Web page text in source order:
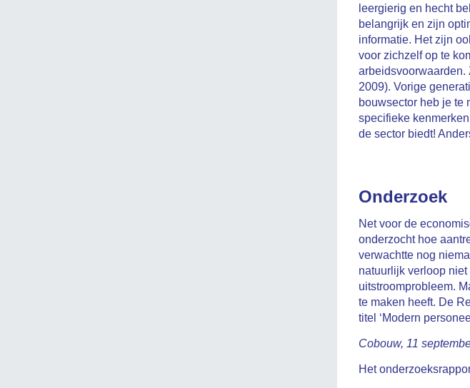
leergierig en hecht
belangrijk en zijn
informatie. Het zijn
voor zichzelf op te
arbeidsvoorwaarden.
2009). Vorige
bouwsector heb je te
specifieke
de sector biedt!
Onderzoek
Net voor de
onderzocht hoe
verwachtte nog
natuurlijk verloop
uitstroomprobleem.
te maken heeft. De
titel ‘Modern
Cobouw, 11
Het